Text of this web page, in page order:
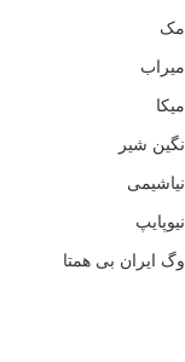
مک
میراب
میکا
نگین شیر
نیاشیمی
نیوپایپ
وگ ایران بی همتا